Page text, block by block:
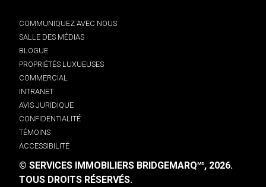
COMMUNIQUEZ AVEC NOUS
SALLE DES MÉDIAS
BLOGUE
PROPRIÉTÉS LUXUEUSES
COMMERCIAL
INTRANET
AVIS JURIDIQUE
CONFIDENTIALITÉ
TÉMOINS
ACCESSIBILITÉ
© SERVICES IMMOBILIERS BRIDGEMARQMD, 2026.
TOUS DROITS RÉSERVÉS.